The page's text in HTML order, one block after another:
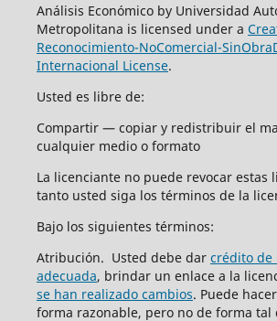
Análisis Económico by Universidad
Metropolitana is licensed under a
Reconocimiento-NoComercial-
Internacional License.
Usted es libre de:
Compartir — copiar y redistribuir el
cualquier medio o formato
La licenciante no puede revocar estas
tanto usted siga los términos de la
Bajo los siguientes términos:
Atribución. Usted debe dar crédito de
adecuada, brindar un enlace a la
se han realizado cambios. Puede
forma razonable, pero no de forma tal